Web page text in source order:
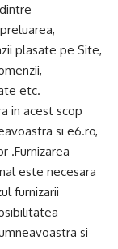
plasate pe Site,
etc.
in acest scop
si e6.ro,
.Furnizarea
este necesara
furnizarii
si